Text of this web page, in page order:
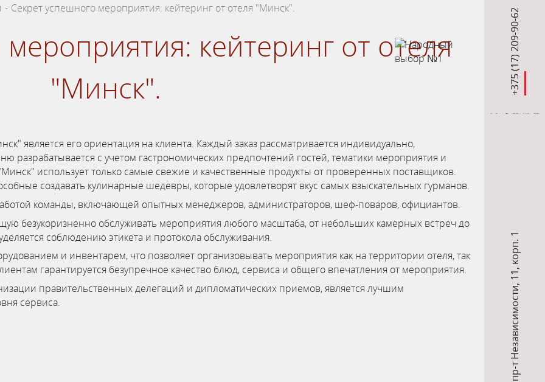
+375 (17) 209-90-62
пр-т Независимости
11, корп. 1
- Секрет успешного мероприятия: кейтеринг от отеля "Минск".
кейтеринг от отеля
"Минск".
является его ориентация на клиента. Каждый заказ рассматривается индивидуально,
разрабатывается с учетом гастрономических предпочтений гостей, тематики мероприятия и
использует только самые свежие и качественные продукты от проверенных поставщиков.
создавать кулинарные шедевры, которые удовлетворят вкус самых взыскательных гурманов.
команды, включающей опытных менеджеров, администраторов, шеф-поваров, официантов.
безукоризненно обслуживать мероприятия любого масштаба, от небольших камерных встреч до
соблюдению этикета и протокола обслуживания.
и инвентарем, что позволяет организовывать мероприятия как на территории отеля, так
гарантируется безупречное качество блюд, сервиса и общего впечатления от мероприятия.
правительственных делегаций и дипломатических приемов, является лучшим
сервиса.